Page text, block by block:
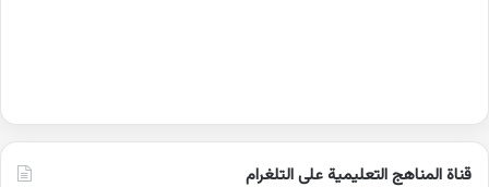
قناة المناهج التعليمية على التلغرام